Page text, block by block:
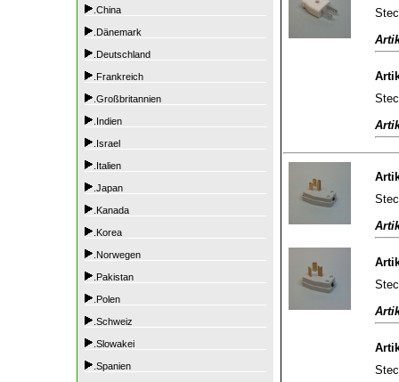
.China
.Dänemark
.Deutschland
.Frankreich
.Großbritannien
.Indien
.Israel
.Italien
.Japan
.Kanada
.Korea
.Norwegen
.Pakistan
.Polen
.Schweiz
.Slowakei
.Spanien